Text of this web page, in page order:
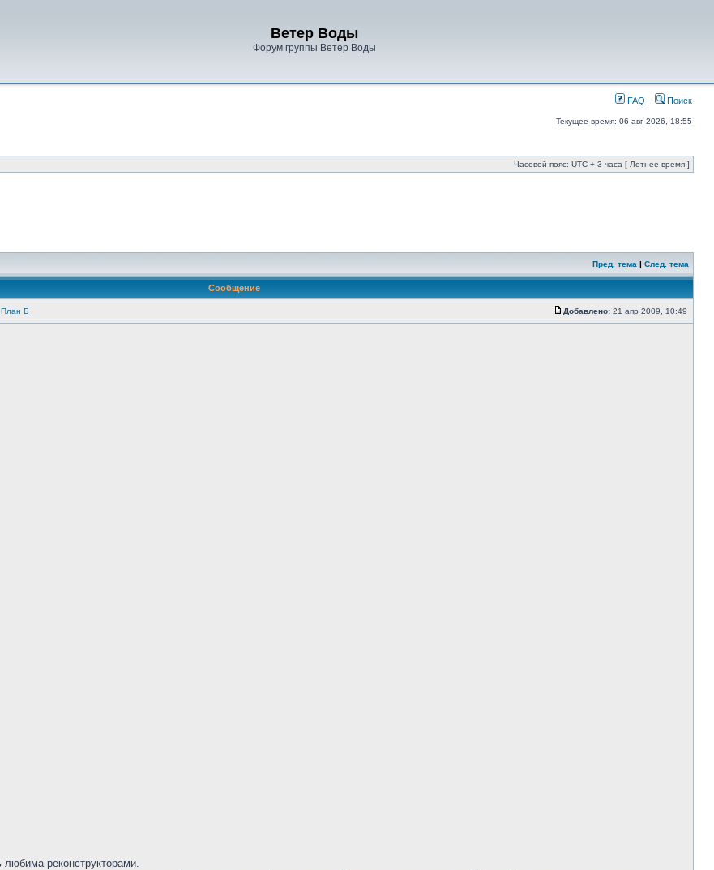
Ветер Воды
Форум группы Ветер Воды
FAQ Поиск
Текущее время: 06 авг 2026, 18:55
Часовой пояс: UTC + 3 часа [ Летнее время ]
Пред. тема | След. тема
Сообщение
План Б Добавлено: 21 апр 2009, 10:49
реконструкторами.